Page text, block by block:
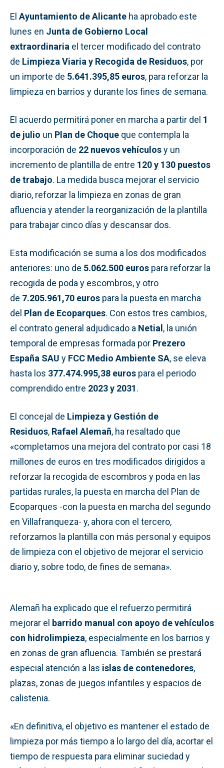
El Ayuntamiento de Alicante ha aprobado este
lunes en Junta de Gobierno Local
extraordinaria el tercer modificado del contrato
de Limpieza Viaria y Recogida de Residuos, por
un importe de 5.641.395,85 euros, para reforzar la
limpieza en barrios y durante los fines de semana.
El acuerdo permitirá poner en marcha a partir del 1
de julio un Plan de Choque que contempla la
incorporación de 22 nuevos vehículosy un
incremento de plantilla de entre 120 y 130 puestos
de trabajo. La medida busca mejorar el servicio
diario, reforzar la limpieza en zonas de gran
afluencia y atender la reorganización de la plantilla
para trabajar cinco días y descansar dos.
Esta modificación se suma a los dos modificados
anteriores: uno de 5.062.500 euros para reforzar la
recogida de poda y escombros, y otro
de 7.205.961,70 euros para la puesta en marcha
del Plan de Ecoparques. Con estos tres cambios,
el contrato general adjudicado a Netial, la unión
temporal de empresas formada por Prezero
España SAU y FCC Medio Ambiente SA, se eleva
hasta los 377.474.995,38 euros para el periodo
comprendido entre 2023 y 2031.
El concejal de Limpieza y Gestión de
Residuos, Rafael Alemañ, ha resaltado que
«completamos una mejora del contrato por casi 18
millones de euros en tres modificados dirigidos a
reforzar la recogida de escombros y poda en las
partidas rurales, la puesta en marcha del Plan de
Ecoparques -con la puesta en marcha del segundo
en Villafranqueza- y, ahora con el tercero,
reforzamos la plantilla con más personal y equipos
de limpieza con el objetivo de mejorar el servicio
diario y, sobre todo, de fines de semana».
Alemañ ha explicado que el refuerzo permitirá
mejorar el barrido manual con apoyo de vehículos
con hidrolimpieza, especialmente en los barrios y
en zonas de gran afluencia. También se prestará
especial atención a las islas de contenedores,
plazas, zonas de juegos infantiles y espacios de
calistenia.
«En definitiva, el objetivo es mantener el estado de
limpieza por más tiempo a lo largo del día, acortar el
tiempo de respuesta para eliminar suciedad y